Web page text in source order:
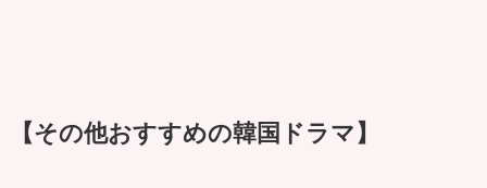
【その他おすすめの韓国ドラマ】